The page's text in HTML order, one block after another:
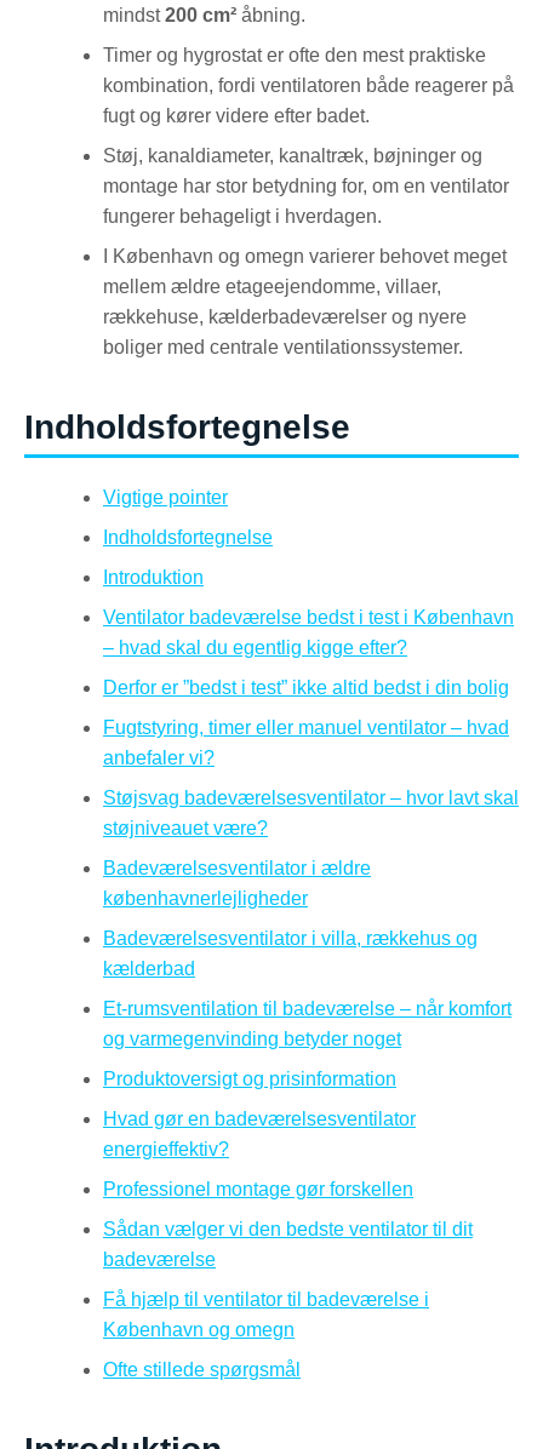
mindst200 cm² åbning.
Timer og hygrostat er ofte den mest praktiske
kombination, fordi ventilatoren både reagerer på
fugt og kører videre efter badet.
Støj, kanaldiameter, kanaltræk, bøjninger og
montage har stor betydning for, om en ventilator
fungerer behageligt i hverdagen.
I København og omegn varierer behovet meget
mellem ældre etageejendomme, villaer,
rækkehuse, kælderbadeværelser og nyere
boliger med centrale ventilationssystemer.
Indholdsfortegnelse
Vigtige pointer
Indholdsfortegnelse
Introduktion
Ventilator badeværelse bedst i test i København
– hvad skal du egentlig kigge efter?
Derfor er ”bedst i test” ikke altid bedst i din bolig
Fugtstyring, timer eller manuel ventilator – hvad
anbefaler vi?
Støjsvag badeværelsesventilator – hvor lavt skal
støjniveauet være?
Badeværelsesventilator i ældre
københavnerlejligheder
Badeværelsesventilator i villa, rækkehus og
kælderbad
Et-rumsventilation til badeværelse – når komfort
og varmegenvinding betyder noget
Produktoversigt og prisinformation
Hvad gør en badeværelsesventilator
energieffektiv?
Professionel montage gør forskellen
Sådan vælger vi den bedste ventilator til dit
badeværelse
Få hjælp til ventilator til badeværelse i
København og omegn
Ofte stillede spørgsmål